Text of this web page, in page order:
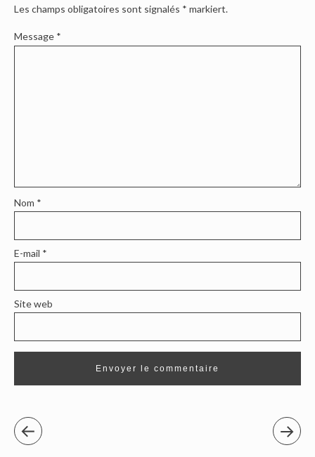
Les champs obligatoires sont signalés * markiert.
Message *
Nom *
E-mail *
Site web